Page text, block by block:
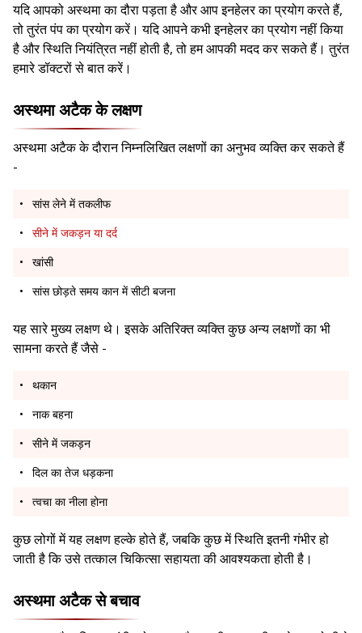
यदि आपको अस्थमा का दौरा पड़ता है और आप इनहेलर का प्रयोग करते हैं,
तो तुरंत पंप का प्रयोग करें। यदि आपने कभी इनहेलर का प्रयोग नहीं किया
है और स्थिति नियंत्रित नहीं होती है, तो हम आपकी मदद कर सकते हैं। तुरंत
हमारे डॉक्टरों से बात करें।
अस्थमा अटैक के लक्षण
अस्थमा अटैक के दौरान निम्नलिखित लक्षणों का अनुभव व्यक्ति कर सकते हैं
-
सांस लेने में तकलीफ
सीने में जकड़न या दर्द
खांसी
सांस छोड़ते समय कान में सीटी बजना
यह सारे मुख्य लक्षण थे। इसके अतिरिक्त व्यक्ति कुछ अन्य लक्षणों का भी
सामना करते हैं जैसे -
थकान
नाक बहना
सीने में जकड़न
दिल का तेज धड़कना
त्वचा का नीला होना
कुछ लोगों में यह लक्षण हल्के होते हैं, जबकि कुछ में स्थिति इतनी गंभीर हो
जाती है कि उसे तत्काल चिकित्सा सहायता की आवश्यकता होती है।
अस्थमा अटैक से बचाव